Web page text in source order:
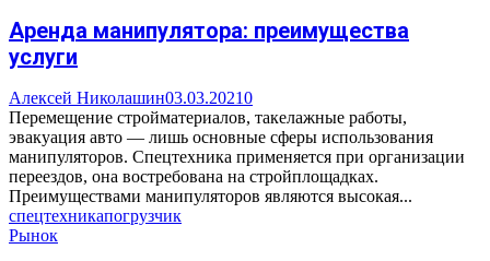
Аренда манипулятора: преимущества
услуги
Алексей Николашин03.03.20210
Перемещение стройматериалов, такелажные работы,
эвакуация авто — лишь основные сферы использования
манипуляторов. Спецтехника применяется при организации
переездов, она востребована на стройплощадках.
Преимуществами манипуляторов являются высокая...
спецтехникапогрузчик
Рынок